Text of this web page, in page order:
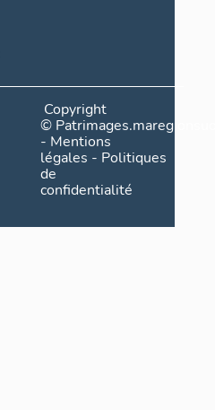
Copyright
©
- Mentions
légales - Politiques
de
confidentialité